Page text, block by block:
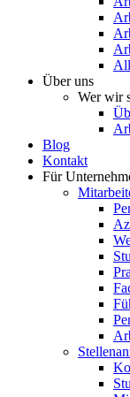
Über uns
Wer wir
Blog
Kontakt
Für